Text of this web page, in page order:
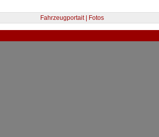
Fahrzeugportait | Fotos